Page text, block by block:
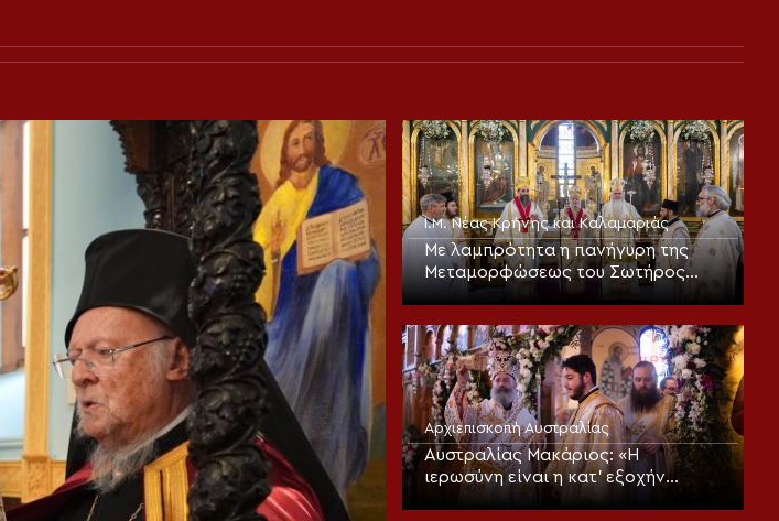
Ι.Μ. Νέας Κρήνης και Καλαμαριάς
Με λαμπρότητα η πανήγυρη της
Μεταμορφώσεως του Σωτήρος
στην Καλαμαριά (ΦΩΤΟ)
Αρχιεπισκοπή Αυστραλίας
Αυστραλίας Μακάριος: «Η
ιερωσύνη είναι η κατ’ εξοχήν
μεταμορφωτική δύναμη μέσα σε